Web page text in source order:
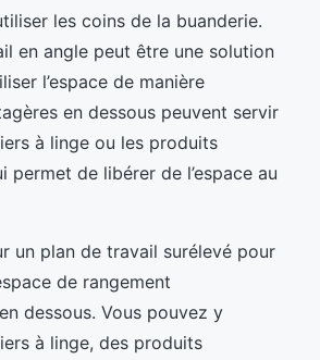
les coins de la buanderie.
en angle peut être une solution
l’espace de manière
en dessous peuvent servir
à linge ou les produits
permet de libérer de l’espace au
un plan de travail surélevé pour
de rangement
dessous. Vous pouvez y
à linge, des produits